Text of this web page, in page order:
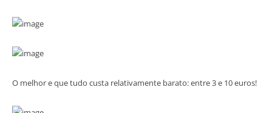
O melhor e que tudo custa relativamente barato: entre 3 e 10 euros!